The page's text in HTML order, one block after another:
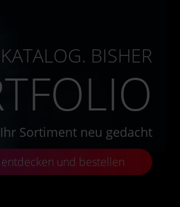
BISHER
Sortiment neu gedacht
und bestellen